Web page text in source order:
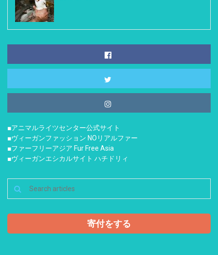
■アニマルライツセンター公式サイト
■ヴィーガンファッション NOリアルファー
■ファーフリーアジア Fur Free Asia
■ヴィーガンエシカルサイト ハチドリィ
寄付をする